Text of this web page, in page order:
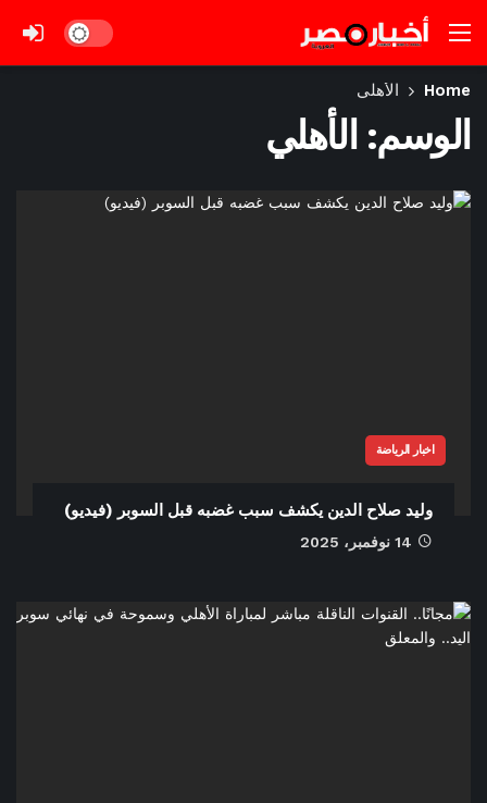
Dark mode
Home الأهلي
الوسم: الأهلي
اخبار الرياضة
وليد صلاح الدين يكشف سبب غضبه قبل السوبر (فيديو)
14 نوفمبر، 2025